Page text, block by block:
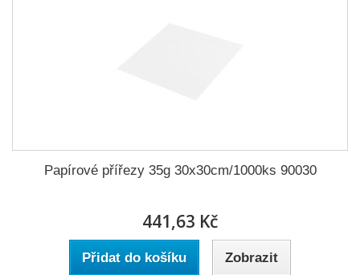
Papírové přířezy 35g 30x30cm/1000ks 90030
441,63 Kč
Přidat do košíku Zobrazit